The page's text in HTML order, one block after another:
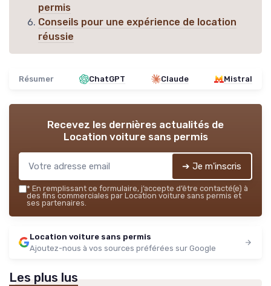
permis
Conseils pour une expérience de location
réussie
Résumer ChatGPT Claude Mistral
Recevez les dernières actualités de
Location voiture sans permis
➔ Je m'inscris
* En remplissant ce formulaire, j’accepte d’être contacté(e) à
des fins commerciales par Location voiture sans permis et
ses partenaires.
Location voiture sans permis
Ajoutez-nous à vos sources préférées sur Google
Les plus lus